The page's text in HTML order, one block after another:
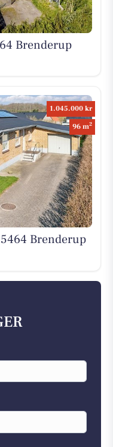
Brenderup
1.045.000 kr
96 m2
Brenderup